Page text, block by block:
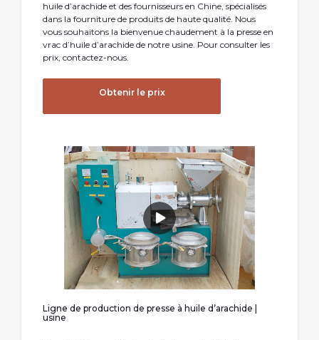
huile d’arachide et des fournisseurs en Chine, spécialisés
dans la fourniture de produits de haute qualité. Nous
vous souhaitons la bienvenue chaudement à la presse en
vrac d’huile d’arachide de notre usine. Pour consulter les
prix, contactez-nous.
Obtenir le prix
Ligne de production de presse à huile d’arachide |
usine